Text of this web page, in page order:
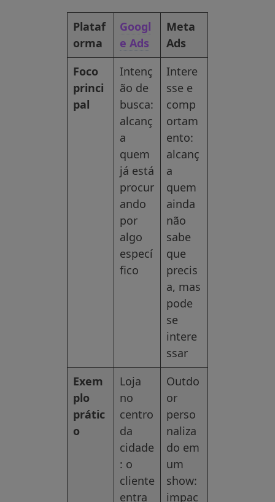
Plataf
orma
Googl
e Ads
Meta
Ads
Foco
princi
pal
Intenç
ão de
busca:
alcanç
a
quem
já está
procur
ando
por
algo
especí
fico
Intere
sse e
comp
ortam
ento:
alcanç
a
quem
ainda
não
sabe
que
precis
a, mas
pode
se
intere
ssar
Exem
plo
prátic
o
Loja
no
centro
da
cidade
: o
cliente
entra
Outdo
or
perso
naliza
do em
um
show:
impac